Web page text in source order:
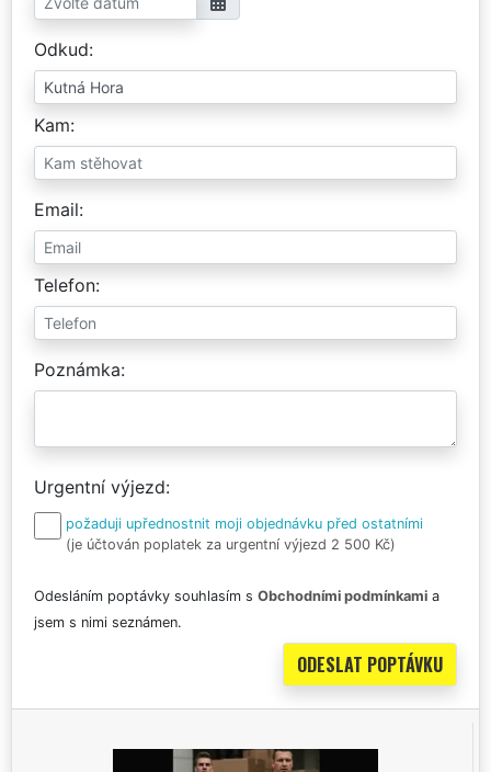
Odkud
Kam
Email
Telefon
Poznámka
Urgentní výjezd
požaduji upřednostnit moji objednávku před ostatními
(je účtován poplatek za urgentní výjezd 2 500 Kč)
Odesláním poptávky souhlasím s Obchodními podmínkami a
jsem s nimi seznámen.